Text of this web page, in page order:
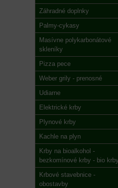
Záhradné doplnky
Palmy-cykasy
Masívne polykarbonátové
skleníky
Pizza pece
Weber grily - prenosné
Udiarne
Elektrické krby
Plynové krby
Kachle na plyn
Krby na bioalkohol -
bezkomínové krby - bio krby
Krbové stavebnice -
obostavby